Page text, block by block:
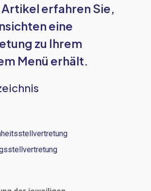
erfahren Sie,
eine
zu Ihrem
Menü erhält.